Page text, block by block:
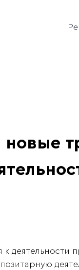
новые
деятельности